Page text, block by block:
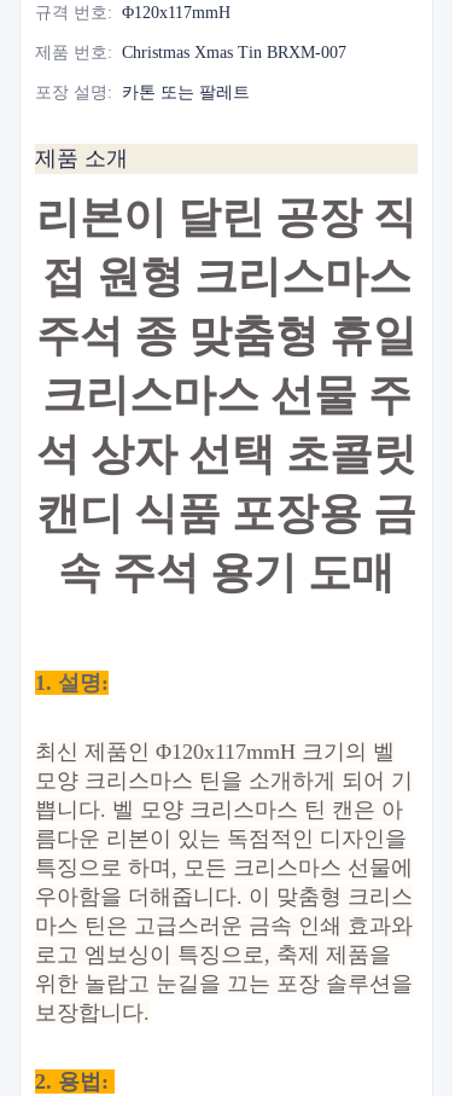
규격 번호: Φ120x117mmH
제품 번호: Christmas Xmas Tin BRXM-007
포장 설명 : 카톤 또는 팔레트
제품 소개
리본이 달린 공장 직
접 원형 크리스마스
주석 종 맞춤형 휴일
크리스마스 선물 주
석 상자 선택 초콜릿
캔디 식품 포장용 금
속 주석 용기 도매
1. 설명:
최신 제품인 Φ120x117mmH 크기의 벨
모양 크리스마스 틴을 소개하게 되어 기
쁩니다. 벨 모양 크리스마스 틴 캔은 아
름다운 리본이 있는 독점적인 디자인을
특징으로 하며, 모든 크리스마스 선물에
우아함을 더해줍니다. 이 맞춤형 크리스
마스 틴은 고급스러운 금속 인쇄 효과와
로고 엠보싱이 특징으로, 축제 제품을
위한 놀랍고 눈길을 끄는 포장 솔루션을
보장합니다.
2. 용법: